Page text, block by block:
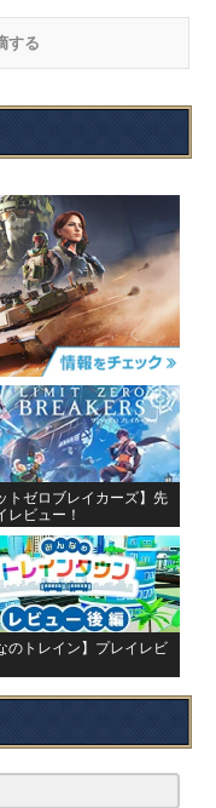
する
トゼロブレイカーズ】先
レビュー！
のトレイン】プレイレビ